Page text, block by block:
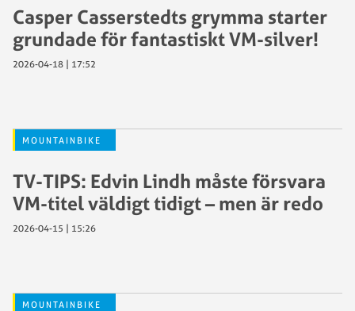
Casper Casserstedts grymma starter
grundade för fantastiskt VM-silver!
2026-04-18 | 17:52
MOUNTAINBIKE
TV-TIPS: Edvin Lindh måste försvara
VM-titel väldigt tidigt – men är redo
2026-04-15 | 15:26
MOUNTAINBIKE